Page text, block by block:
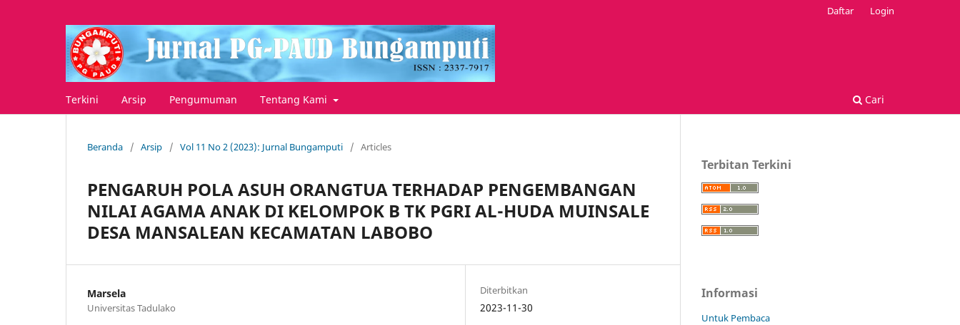
Terkini Arsip Pengumuman Tentang Kami Cari
Daftar Login
Beranda / Arsip / Vol 11 No 2 (2023): Jurnal Bungamputi / Articles
PENGARUH POLA ASUH ORANGTUA TERHADAP PENGEMBANGAN
NILAI AGAMA ANAK DI KELOMPOK B TK PGRI AL-HUDA MUINSALE
DESA MANSALEAN KECAMATAN LABOBO
Marsela
Universitas Tadulako
Diterbitkan
2023-11-30
Terbitan Terkini
Informasi
Untuk Pembaca